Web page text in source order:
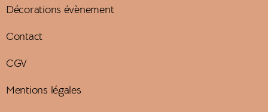
Décorations évènement
Contact
CGV
Mentions légales